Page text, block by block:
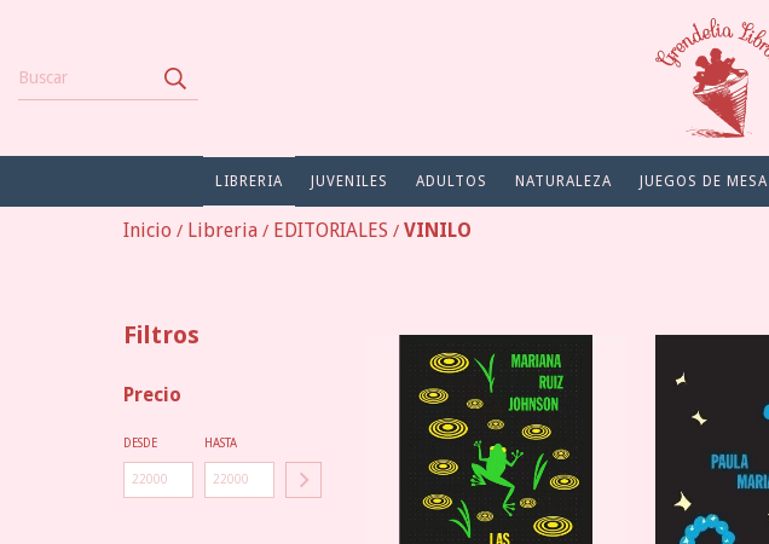
LIBRERIA JUVENILES ADULTOS NATURALEZA JUEGOS DE MESA
Inicio / Libreria / EDITORIALES / VINILO
Filtros
Precio
DESDE HASTA